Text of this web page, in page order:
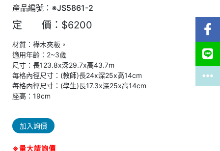
產品編號：※JS5861-2
定 價：$6200
材質：樺木夾板。
適用年齡：2~3歲
尺寸：長123.8x深29.7x高43.7m
每格內徑尺寸：(教師)長24x深25x高14cm
每格內徑尺寸：(學生)長17.3x深25x高14cm
座高：19cm
加入詢價
※量大請詢價